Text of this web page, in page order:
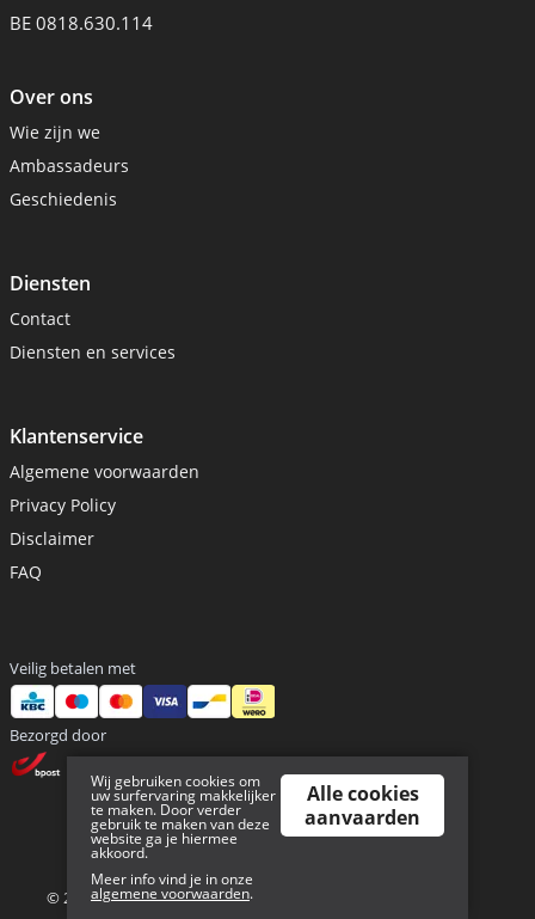
BE 0818.630.114
Over ons
Wie zijn we
Ambassadeurs
Geschiedenis
Diensten
Contact
Diensten en services
Klantenservice
Algemene voorwaarden
Privacy Policy
Disclaimer
FAQ
Veilig betalen met
Bezorgd door
© 2026 Waypoint - BE 0818 630 114 | Powered By
Wij gebruiken cookies om
uw surfervaring makkelijker
te maken. Door verder
gebruik te maken van deze
website ga je hiermee
akkoord.
Meer info vind je in onze
algemene voorwaarden.
Alle cookies
aanvaarden